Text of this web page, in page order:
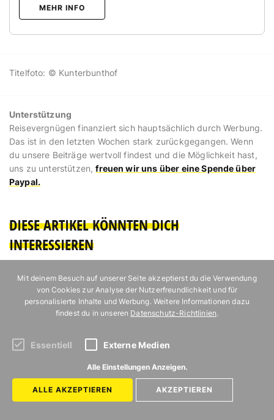
MEHR INFO
Titelfoto: © Kunterbunthof
Unterstützung
Reisevergnügen finanziert sich hauptsächlich durch Werbung.
Das ist in den letzten Wochen stark zurückgegangen. Wenn
du unsere Beiträge wertvoll findest und die Möglichkeit hast,
uns zu unterstützen,freuen wir uns über eine Spende über
Paypal.
DIESE ARTIKEL KÖNNTEN DICH
INTERESSIEREN
Mit deinem Besuch auf unserer Seite akzeptierst du die Verwendung
von Cookies zur Analyse der Nutzerfreundlichkeit und für
personalisierte Inhalte und Werbung. Weitere Informationen dazu
findest du in unseren Datenschutz-Richtlinien.
Essentiell Externe Medien
Alle Einstellungen Anzeigen.
ALLE AKZEPTIEREN AKZEPTIEREN